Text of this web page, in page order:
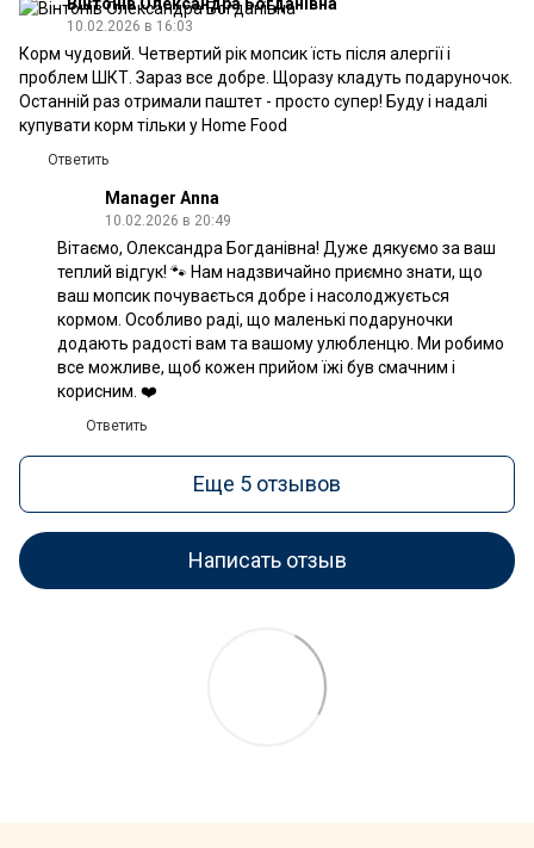
10.02.2026 в 16:03
Корм чудовий. Четвертий рік мопсик їсть після алергії і
проблем ШКТ. Зараз все добре. Щоразу кладуть подаруночок.
Останній раз отримали паштет - просто супер! Буду і надалі
купувати корм тільки у Home Food
Ответить
Manager Anna
10.02.2026 в 20:49
Вітаємо, Олександра Богданівна! Дуже дякуємо за ваш
теплий відгук! 🐾 Нам надзвичайно приємно знати, що
ваш мопсик почувається добре і насолоджується
кормом. Особливо раді, що маленькі подаруночки
додають радості вам та вашому улюбленцю. Ми робимо
все можливе, щоб кожен прийом їжі був смачним і
корисним. ❤️
Ответить
Еще 5 отзывов
Написать отзыв